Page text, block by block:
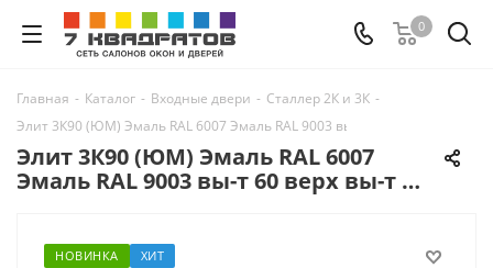
0
Главная - Каталог - Входные двери - Сталлер 2К и 3К -
Элит 3К90 (ЮМ) Эмаль RAL 6007 Эмаль RAL 9003 вы-т 60 верх вы-т 60
Элит 3К90 (ЮМ) Эмаль RAL 6007
Эмаль RAL 9003 вы-т 60 верх вы-т 60
НОВИНКА ХИТ